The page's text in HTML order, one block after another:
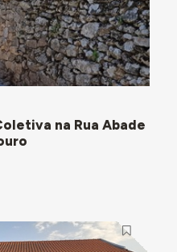
na Rua Abade